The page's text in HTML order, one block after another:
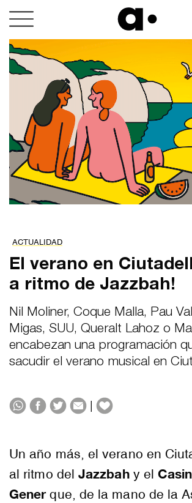
Skip
content
ACTUALIDAD
El verano en
a ritmo de Jazzbah!
Nil Moliner, Coque Malla, Pau
Migas, SUU, Queralt Lahoz o
encabezan una programación
sacudir el verano musical en
|
Un año más, el verano en
al ritmo delJazzbahy el
Generque, de la mano de la